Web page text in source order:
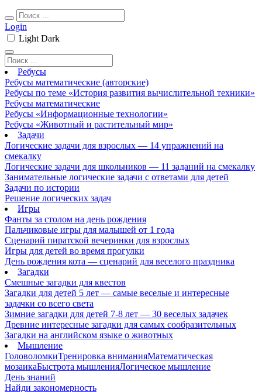
Login
Light Dark
Ребусы
Ребусы математические (авторские)
Ребусы по теме «История развития вычислительной техники»
Ребусы математические
Ребусы «Информационные технологии»
Ребусы «Животный и растительный мир»
Задачи
Логические задачи для взрослых — 14 упражнений на
смекалку
Логические задачи для школьников — 11 заданий на смекалку
Занимательные логические задачи с ответами для детей
Задачи по истории
Решение логических задач
Игры
Фанты за столом на день рождения
Пальчиковые игры для малышей от 1 года
Сценарий пиратской вечеринки для взрослых
Игры для детей во время прогулки
День рождения кота — сценарий для веселого праздника
Загадки
Смешные загадки для квестов
Загадки для детей 5 лет — самые веселые и интересные
задачки со всего света
Зимние загадки для детей 7-8 лет — 30 веселых задачек
Древние интересные загадки для самых сообразительных
Загадки на английском языке о животных
Мышление
ГоловоломкиТренировка вниманияМатематическая
мозаикаБыстрота мышленияЛогическое мышление
День знаний
Найди закономерность